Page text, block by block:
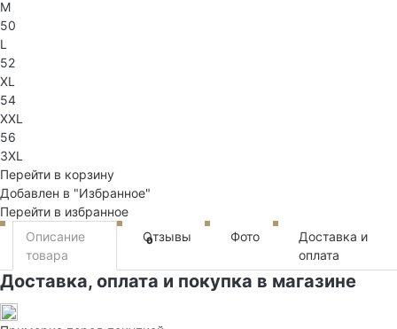
M
50
L
52
XL
54
XXL
56
3XL
Перейти в корзину
Добавлен в "Избранное"
Перейти в избранное
Описание
товара
Отзывы
0 Фото
Доставка и
оплата
Доставка, оплата и покупка в магазине